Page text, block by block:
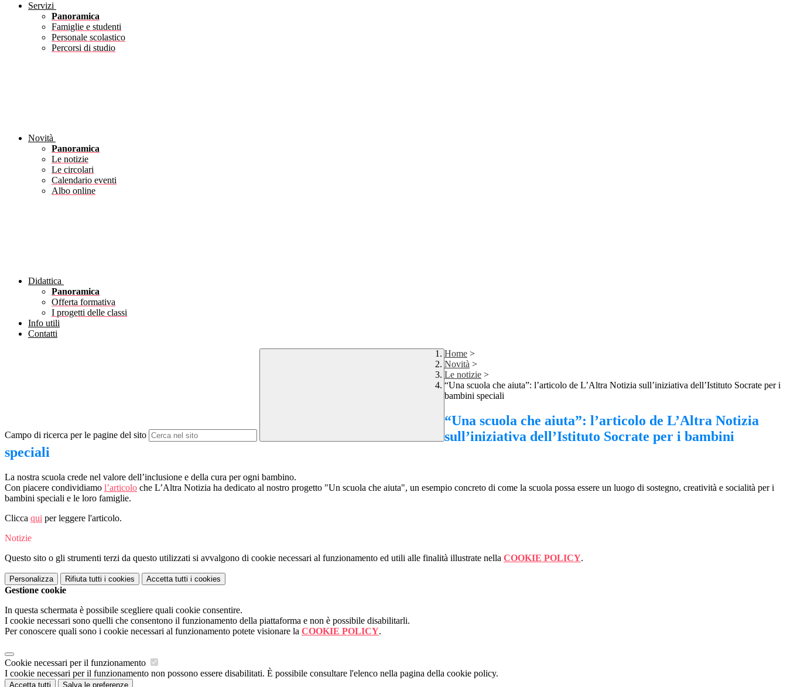
Servizi
Panoramica
Famiglie e studenti
Personale scolastico
Percorsi di studio
Novità
Panoramica
Le notizie
Le circolari
Calendario eventi
Albo online
Didattica
Panoramica
Offerta formativa
I progetti delle classi
Info utili
Contatti
Campo di ricerca per le pagine del sito
Home >
Novità >
Le notizie >
“Una scuola che aiuta”: l’articolo de L’Altra Notizia sull’iniziativa dell’Istituto Socrate per i
bambini speciali
“Una scuola che aiuta”: l’articolo de L’Altra Notizia
sull’iniziativa dell’Istituto Socrate per i bambini
speciali
La nostra scuola crede nel valore dell’inclusione e della cura per ogni bambino.
Con piacere condividiamo l’articolo che L’Altra Notizia ha dedicato al nostro progetto "Un scuola che aiuta", un esempio concreto di come la scuola possa essere un luogo di sostegno, creatività e socialità per i
bambini speciali e le loro famiglie.
Clicca qui per leggere l'articolo.
Notizie
Questo sito o gli strumenti terzi da questo utilizzati si avvalgono di cookie necessari al funzionamento ed utili alle finalità illustrate nella COOKIE POLICY.
Personalizza Rifiuta tutti i cookies Accetta tutti i cookies
Gestione cookie
In questa schermata è possibile scegliere quali cookie consentire.
I cookie necessari sono quelli che consentono il funzionamento della piattaforma e non è possibile disabilitarli.
Per conoscere quali sono i cookie necessari al funzionamento potete visionare la COOKIE POLICY.
Cookie necessari per il funzionamento
I cookie necessari per il funzionamento non possono essere disabilitati. È possibile consultare l'elenco nella pagina della cookie policy.
Accetta tutti Salva le preferenze